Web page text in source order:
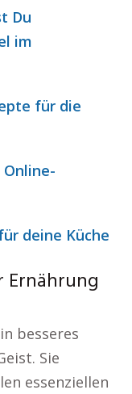
Du
im
für die
Online-
deine Küche
Ernährung
besseres
Sie
essenziellen